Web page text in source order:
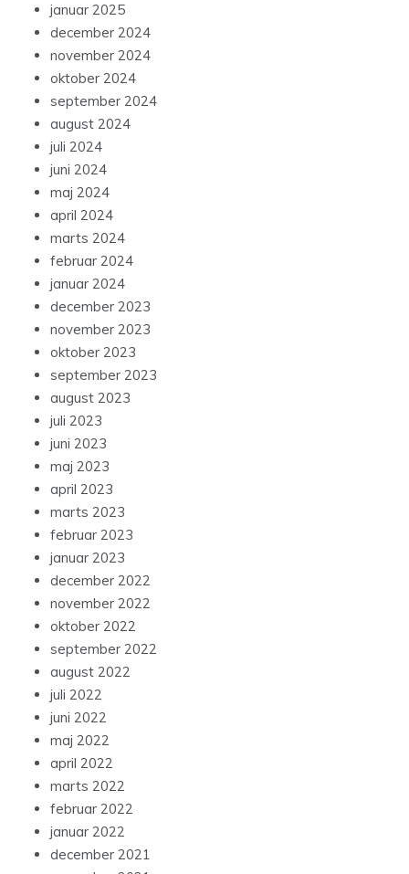
januar 2025
december 2024
november 2024
oktober 2024
september 2024
august 2024
juli 2024
juni 2024
maj 2024
april 2024
marts 2024
februar 2024
januar 2024
december 2023
november 2023
oktober 2023
september 2023
august 2023
juli 2023
juni 2023
maj 2023
april 2023
marts 2023
februar 2023
januar 2023
december 2022
november 2022
oktober 2022
september 2022
august 2022
juli 2022
juni 2022
maj 2022
april 2022
marts 2022
februar 2022
januar 2022
december 2021